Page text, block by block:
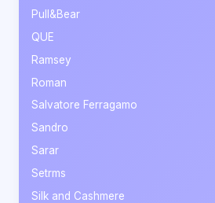
Pull&Bear
QUE
Ramsey
Roman
Salvatore Ferragamo
Sandro
Sarar
Setrms
Silk and Cashmere